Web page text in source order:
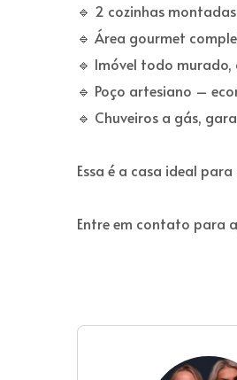
🔹 2 cozinhas
🔹 Área gourmet
🔹 Imóvel todo
🔹 Poço artesiano –
🔹 Chuveiros a gás,
Essa é a casa ideal
Entre em contato para